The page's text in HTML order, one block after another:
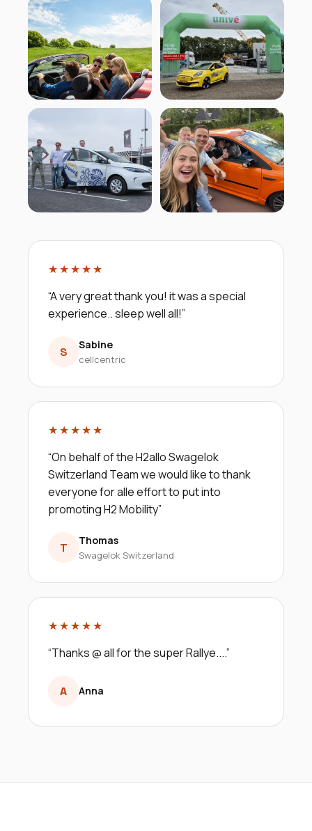
★★★★★
“A very great thank you! it was a special
experience.. sleep well all!”
S Sabine
cellcentric
★★★★★
“On behalf of the H2allo Swagelok
Switzerland Team we would like to thank
everyone for alle effort to put into
promoting H2 Mobility”
T Thomas
Swagelok Switzerland
★★★★★
“Thanks @ all for the super Rallye....”
A Anna